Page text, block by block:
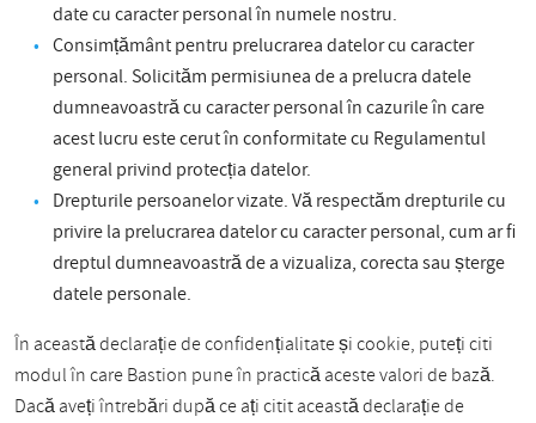
date cu caracter personal în numele nostru.
Consimțământ pentru prelucrarea datelor cu caracter
personal. Solicităm permisiunea de a prelucra datele
dumneavoastră cu caracter personal în cazurile în care
acest lucru este cerut în conformitate cu Regulamentul
general privind protecția datelor.
Drepturile persoanelor vizate. Vă respectăm drepturile cu
privire la prelucrarea datelor cu caracter personal, cum ar fi
dreptul dumneavoastră de a vizualiza, corecta sau șterge
datele personale.
În această declarație de confidențialitate și cookie, puteți citi
modul în care Bastion pune în practică aceste valori de bază.
Dacă aveți întrebări după ce ați citit această declarație de